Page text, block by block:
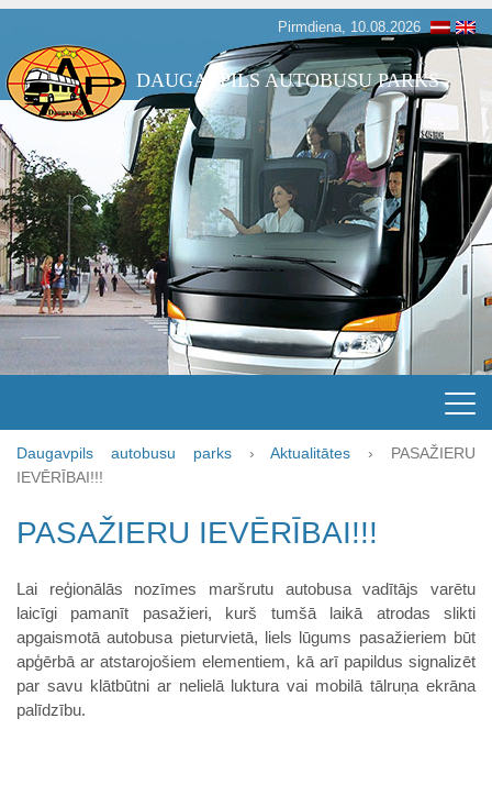
Pirmdiena, 10.08.2026
DAUGAVPILS AUTOBUSU PARKS
Daugavpils autobusu parks›Aktualitātes › PASAŽIERU
IEVĒRĪBAI!!!
PASAŽIERU IEVĒRĪBAI!!!
Lai reģionālās nozīmes maršrutu autobusa vadītājs varētu
laicīgi pamanīt pasažieri, kurš tumšā laikā atrodas slikti
apgaismotā autobusa pieturvietā, liels lūgums pasažieriem būt
apģērbā ar atstarojošiem elementiem, kā arī papildus signalizēt
par savu klātbūtni ar nelielā luktura vai mobilā tālruņa ekrāna
palīdzību.